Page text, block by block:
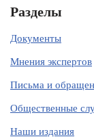
Разделы
Документы
Мнения экспертов
Письма и
Общественные
Наши издания